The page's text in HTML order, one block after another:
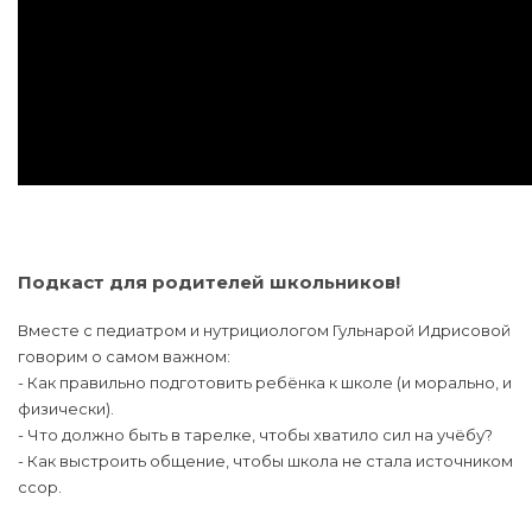
Подкаст для родителей школьников!
Вместе с педиатром и нутрициологом Гульнарой Идрисовой
говорим о самом важном:
- Как правильно подготовить ребёнка к школе (и морально, и
физически).
- Что должно быть в тарелке, чтобы хватило сил на учёбу?
- Как выстроить общение, чтобы школа не стала источником
ссор.